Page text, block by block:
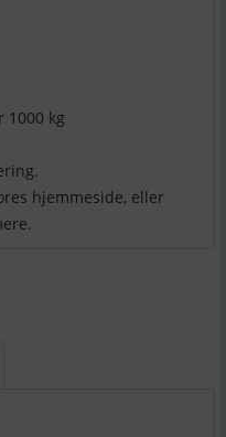
1000 kg
hjemmeside, eller